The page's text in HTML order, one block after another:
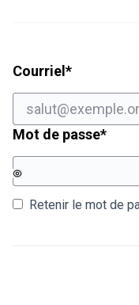
Courriel *Champ
Mot de passe*
Retenir le mot de